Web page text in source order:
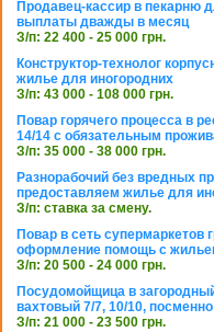
Продавец-кассир в пекарню
выплаты дважды в месяц
З/п: 22 400 - 25 000 грн.
Конструктор-технолог
жилье для иногородних
З/п: 43 000 - 108 000 грн.
Повар горячего процесса в
14/14 с обязательным
З/п: 35 000 - 38 000 грн.
Разнорабочий без вредных
предоставляем жилье для
З/п: ставка за смену.
Повар в сеть
оформление помощь с
З/п: 20 500 - 24 000 грн.
Посудомойщица в
вахтовый 7/7, 10/10, посменно
З/п: 21 000 - 23 500 грн.